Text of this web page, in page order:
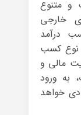
و متنوع
خارجی
درآمد
نوع کسب
مالی و
به ورود
خواهد